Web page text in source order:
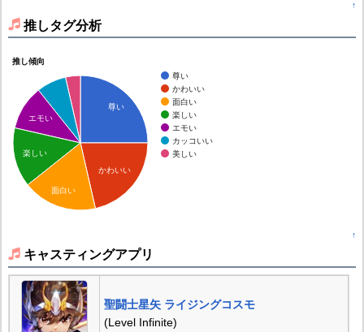
↑
推しタグ分析
推し傾向
尊い
かわいい
面白い
楽しい
エモい
カッコいい
美しい
尊い
かわいい
エモい
楽しい
面白い
↑
キャスティングアプリ
聖闘士星矢 ライジングコスモ
(Level Infinite)